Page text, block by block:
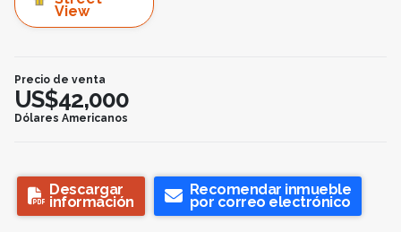
View
Precio de venta
US$42,000
Dólares Americanos
Descargar
información
Recomendar inmueble
por correo electrónico